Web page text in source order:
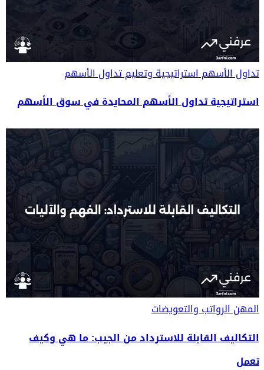
تداول الأسهماستراتيجية وتعليم تداول الأسهم
استراتيجية تداول الأسهم المحايدة في سوق الأسهم
المهنالرواتب والتعويضات
التكاليف القابلة للاسترداد من الجيب: ما هي وكيف
تعمل